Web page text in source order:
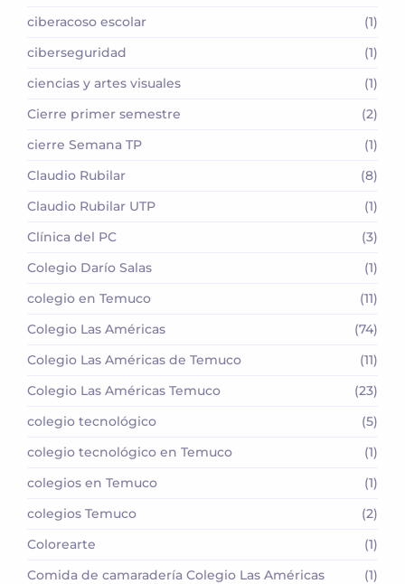
ciberacoso escolar
(1)
ciberseguridad
(1)
ciencias y artes visuales
(1)
Cierre primer semestre
(2)
cierre Semana TP
(1)
Claudio Rubilar
(8)
Claudio Rubilar UTP
(1)
Clínica del PC
(3)
Colegio Darío Salas
(1)
colegio en Temuco
(11)
Colegio Las Américas
(74)
Colegio Las Américas de Temuco
(11)
Colegio Las Américas Temuco
(23)
colegio tecnológico
(5)
colegio tecnológico en Temuco
(1)
colegios en Temuco
(1)
colegios Temuco
(2)
Colorearte
(1)
Comida de camaradería Colegio Las Américas
(1)